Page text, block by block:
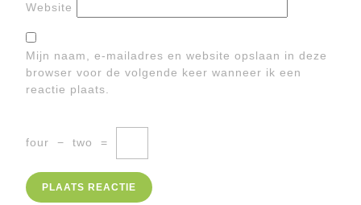
Website
Mijn naam, e-mailadres en website opslaan in deze
browser voor de volgende keer wanneer ik een
reactie plaats.
four − two =